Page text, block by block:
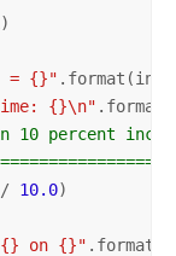
= {}"
{}\n"
percent
10.0)
{} on {}"